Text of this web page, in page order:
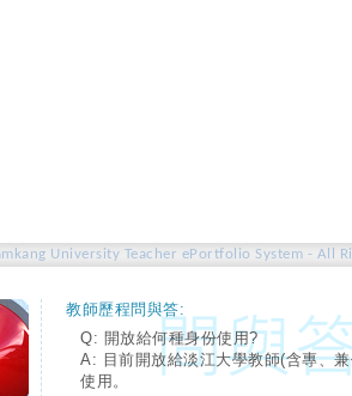
University Teacher ePortfolio System - All
教師歷程問與答:
Q: 開放給何種身份使用?
A: 目前開放給淡江大學教師(含專、
使用。